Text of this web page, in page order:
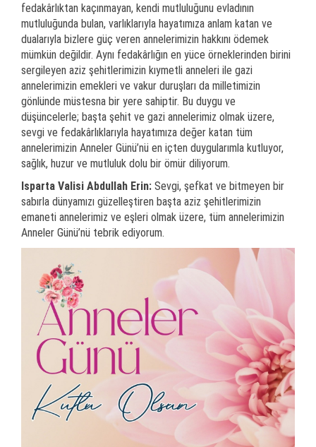
fedakârlıktan kaçınmayan, kendi mutluluğunu evladının
mutluluğunda bulan, varlıklarıyla hayatımıza anlam katan ve
dualarıyla bizlere güç veren annelerimizin hakkını ödemek
mümkün değildir. Aynı fedakârlığın en yüce örneklerinden birini
sergileyen aziz şehitlerimizin kıymetli anneleri ile gazi
annelerimizin emekleri ve vakur duruşları da milletimizin
gönlünde müstesna bir yere sahiptir. Bu duygu ve
düşüncelerle; başta şehit ve gazi annelerimiz olmak üzere,
sevgi ve fedakârlıklarıyla hayatımıza değer katan tüm
annelerimizin Anneler Günü’nü en içten duygularımla kutluyor,
sağlık, huzur ve mutluluk dolu bir ömür diliyorum.
Isparta Valisi Abdullah Erin: Sevgi, şefkat ve bitmeyen bir
sabırla dünyamızı güzelleştiren başta aziz şehitlerimizin
emaneti annelerimiz ve eşleri olmak üzere, tüm annelerimizin
Anneler Günü’nü tebrik ediyorum.